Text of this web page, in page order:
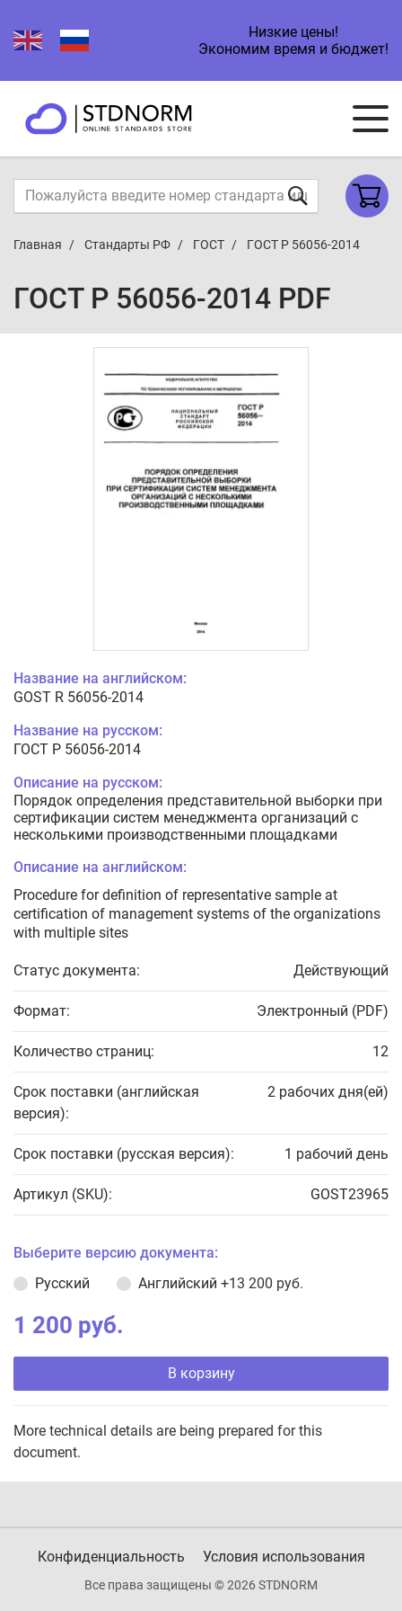
Низкие цены!
Экономим время и бюджет!
Главная Стандарты РФ ГОСТ ГОСТ Р 56056-2014
ГОСТ Р 56056-2014 PDF
Название на английском:
GOST R 56056-2014
Название на русском:
ГОСТ Р 56056-2014
Описание на русском:
Порядок определения представительной выборки при
сертификации систем менеджмента организаций с
несколькими производственными площадками
Описание на английском:
Procedure for definition of representative sample at
certification of management systems of the organizations
with multiple sites
Статус документа: Действующий
Формат: Электронный (PDF)
Количество страниц: 12
Срок поставки (английская
версия):
2 рабочих дня(ей)
Срок поставки (русская версия): 1 рабочий день
Артикул (SKU): GOST23965
Выберите версию документа:
Русский
Английский +13 200 руб.
1 200 руб.
В корзину
More technical details are being prepared for this
document.
Конфиденциальность Условия использования
Все права защищены © 2026 STDNORM